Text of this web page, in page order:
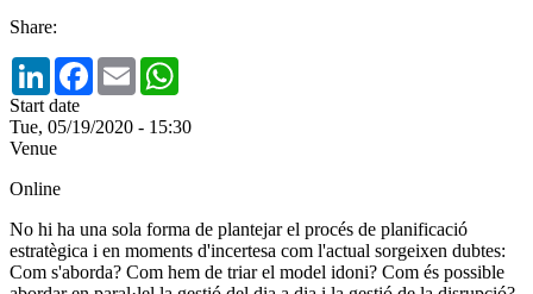
Share:
LinkedInFacebook
Email
Start date
Tue, 05/19/2020 - 15:30
Venue
Online
No hi ha una sola forma de plantejar el procés de planificació
estratègica i en moments d'incertesa com l'actual sorgeixen dubtes:
Com s'aborda? Com hem de triar el model idoni? Com és possible